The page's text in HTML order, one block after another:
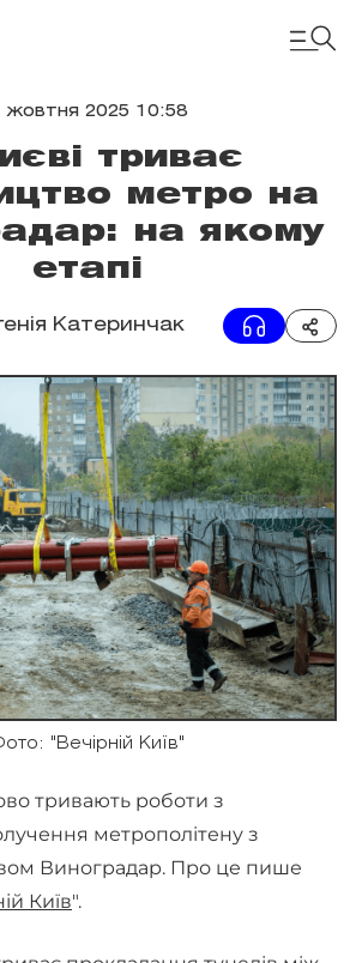
жовтня 2025 10:58
триває
метро на
на якому
етапі
Катеринчак
"Вечірній Київ"
тривають роботи з
метрополітену з
Виноградар. Про це пише
Київ".